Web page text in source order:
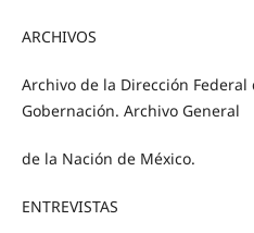
ARCHIVOS
Archivo de la Dirección
Gobernación. Archivo General
de la Nación de México.
ENTREVISTAS